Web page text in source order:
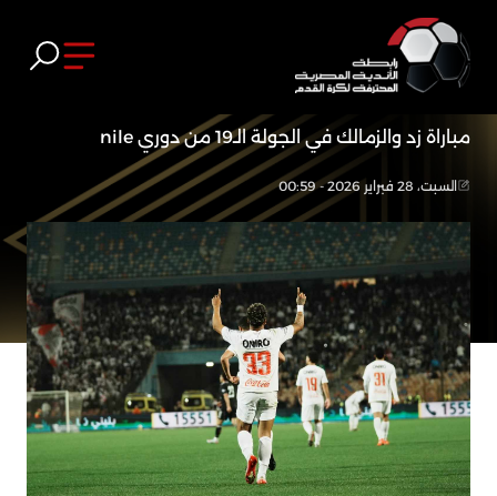
مباراة زد والزمالك في الجولة الـ19 من دوري nile
السبت، 28 فبراير 2026 - 00:59